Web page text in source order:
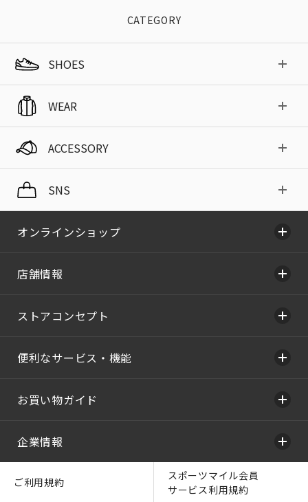
CATEGORY
SHOES
WEAR
ACCESSORY
SNS
オンラインショップ
店舗情報
ストアコンセプト
便利なサービス・機能
お買い物ガイド
企業情報
ご利用規約
スポーツマイル会員
サービス利用規約